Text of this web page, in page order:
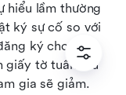
hiểu lầm thường
ký sự cố so với
ký cho
kiểm
giấy tờ tuân thủ
gia sẽ giảm.